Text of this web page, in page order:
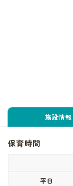
施設情報
保育時間
平日